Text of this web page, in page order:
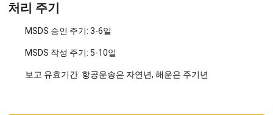
처리 주기
MSDS 승인 주기: 3-6일
MSDS 작성 주기: 5-10일
보고 유효기간: 항공운송은 자연년, 해운은 주기년